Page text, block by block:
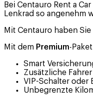
Bei Centauro Rent a
Lenkrad so angenehm
Mit Centauro haben Sie
Mit dem Premium-
Smart
Zusätzliche
VIP-Schalter oder
Unbegrenzte